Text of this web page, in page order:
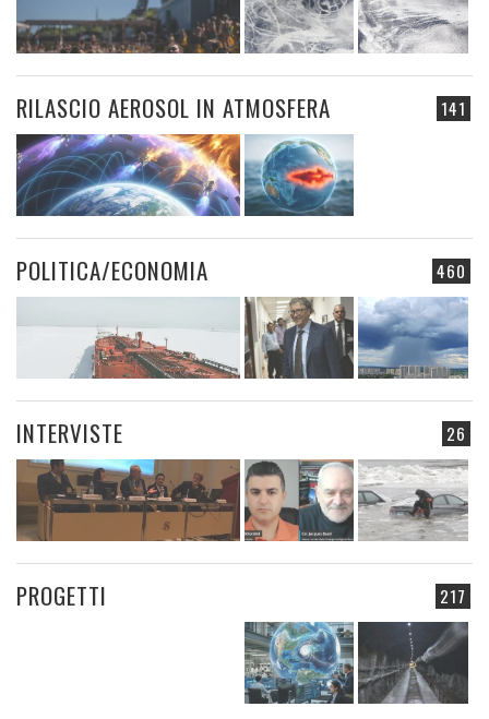
141
RILASCIO AEROSOL IN ATMOSFERA
460
POLITICA/ECONOMIA
26
INTERVISTE
217
PROGETTI